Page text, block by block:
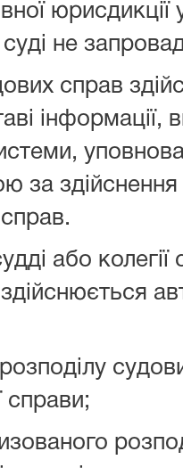
не
справ
інформації,
за
або колегії
здійснюється
справи;